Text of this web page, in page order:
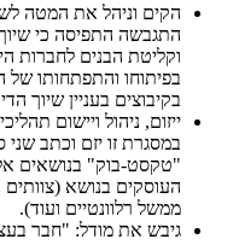
הקים וניהל את המטה
התגבשה התפיסה כי
וקליטת הבנים לחברות
בפיתוחו והתפתחותו של
בקיבוצים בעניין שיוך
ייזום, ניהול ויישום
במסגרת זו יזם וכתב
"טקסט-בוק" בנושאים
העוסקים בנושא (צוותים
ממשל רלוונטיים ועוד).
גיבש את מודל: "חבר